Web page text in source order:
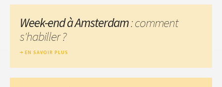
Week-end à Amsterdam: comment
s'habiller ?
EN SAVOIR PLUS